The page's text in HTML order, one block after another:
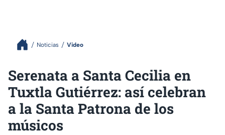
Noticias Video
Serenata a Santa Cecilia en
Tuxtla Gutiérrez: así celebran
a la Santa Patrona de los
músicos